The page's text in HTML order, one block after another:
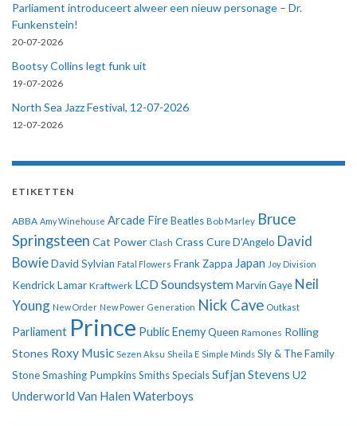
Parliament introduceert alweer een nieuw personage – Dr.
Funkenstein!
20-07-2026
Bootsy Collins legt funk uit
19-07-2026
North Sea Jazz Festival, 12-07-2026
12-07-2026
ETIKETTEN
ABBA Amy Winehouse Arcade Fire Beatles Bob Marley Bruce
Springsteen Cat Power Clash Crass CureD'Angelo David
BowieDavid Sylvian Fatal Flowers Frank Zappa Japan Joy Division
Kendrick Lamar Kraftwerk LCD Soundsystem Marvin Gaye Neil
Young New Order New Power Generation Nick Cave Outkast
Parliament Prince Public EnemyQueen Ramones Rolling
Stones Roxy Music Sezen Aksu Sheila E Simple Minds Sly & The Family
StoneSmashing PumpkinsSmithsSpecialsSufjan Stevens U2
Underworld Van Halen Waterboys